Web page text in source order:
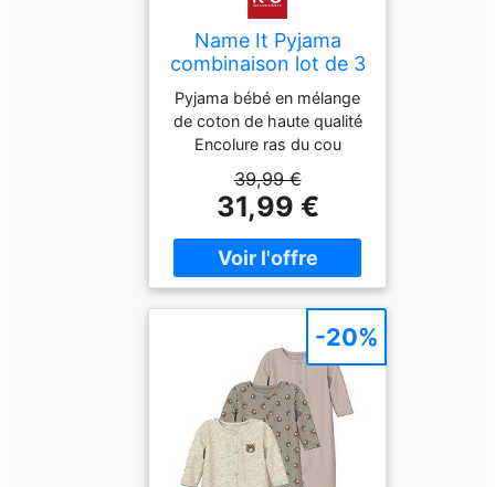
Name It Pyjama
combinaison lot de 3
NBNNIGHTSUIT
beige 56
Pyjama bébé en mélange
de coton de haute qualité
Encolure ras du cou
3 Deux avec imprimé Un
de couleur unie Boutons-
pression pratiques Nom
de la couleur : Kaki vintage
Composition : 95 %
coton, 5 % élasthanne
39,99 €
31,99 €
-20%